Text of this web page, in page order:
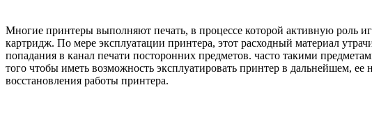
Многие принтеры выполняют печать, в процессе которой активную роль
картридж. По мере эксплуатации принтера, этот расходный материал
попадания в канал печати посторонних предметов. часто такими
того чтобы иметь возможность эксплуатировать принтер в дальнейшем,
восстановления работы принтера.